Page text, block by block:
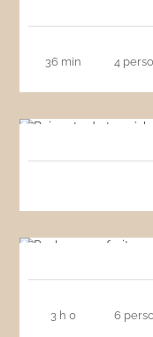
36 min 4
Beignets de
3 h 0 6